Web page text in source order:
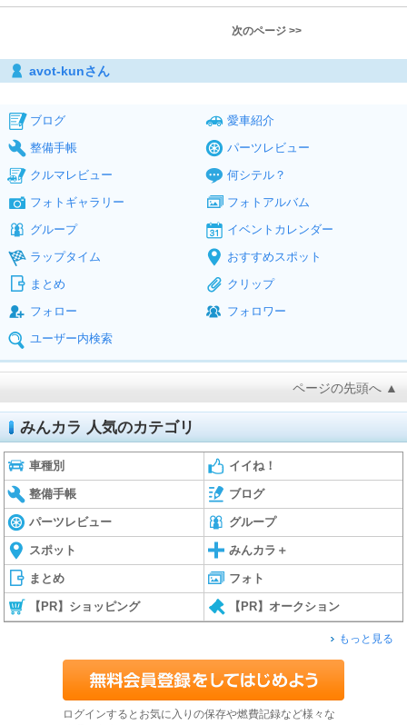
次のページ >>
avot-kunさん
ブログ
愛車紹介
整備手帳
パーツレビュー
クルマレビュー
何シテル？
フォトギャラリー
フォトアルバム
グループ
イベントカレンダー
ラップタイム
おすすめスポット
まとめ
クリップ
フォロー
フォロワー
ユーザー内検索
ページの先頭へ ▲
みんカラ 人気のカテゴリ
車種別 イイね！
整備手帳 ブログ
パーツレビュー グループ
スポット みんカラ＋
まとめ フォト
【PR】ショッピング 【PR】オークション
もっと見る
ログインするとお気に入りの保存や燃費記録など様々な